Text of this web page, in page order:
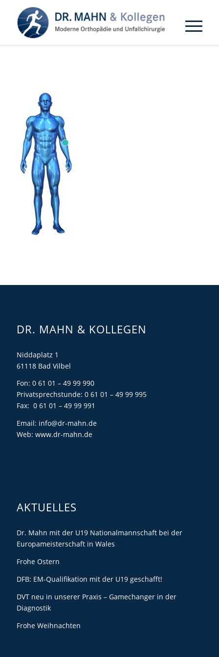
DR. MAHN & KOLLEGEN
Niddaplatz 1
61118 Bad Vilbel
Fon: 0 61 01 – 49 99 990
Privatsprechstunde: 0 61 01 – 49 99 995
Fax: 0 61 01 – 49 99 991
Email: info@dr-mahn.de
Web: www.dr-mahn.de
AKTUELLES
Dr. Mahn mit der U19 Nationalmannschaft bei der
Europameisterschaft in Wales
Frohe Ostern
DFB: EM-Qualifikation mit der U19 geschafft!
DVT neu in unserer Praxis – Gamechanger in der
Diagnostik
Frohe Weihnachten